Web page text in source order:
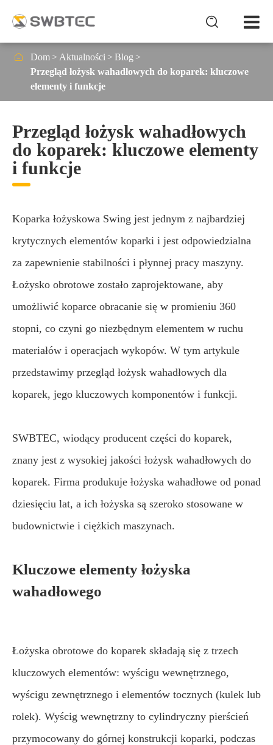

 Dom Aktualności
Blog
Przegląd łożysk wahadłowych do koparek: kluczowe
elementy i funkcje
Przegląd łożysk wahadłowych
do koparek: kluczowe elementy
i funkcje
Koparka łożyskowa Swing jest jednym z najbardziej
krytycznych elementów koparki i jest odpowiedzialna
za zapewnienie stabilności i płynnej pracy maszyny.
Łożysko obrotowe zostało zaprojektowane, aby
umożliwić koparce obracanie się w promieniu 360
stopni, co czyni go niezbędnym elementem w ruchu
materiałów i operacjach wykopów. W tym artykule
przedstawimy przegląd łożysk wahadłowych dla
koparek, jego kluczowych komponentów i funkcji.
SWBTEC, wiodący producent części do koparek,
znany jest z wysokiej jakości łożysk wahadłowych do
koparek. Firma produkuje łożyska wahadłowe od ponad
dziesięciu lat, a ich łożyska są szeroko stosowane w
budownictwie i ciężkich maszynach.
Kluczowe elementy łożyska
wahadłowego
Łożyska obrotowe do koparek składają się z trzech
kluczowych elementów: wyścigu wewnętrznego,
wyścigu zewnętrznego i elementów tocznych (kulek lub
rolek). Wyścig wewnętrzny to cylindryczny pierścień
przymocowany do górnej konstrukcji koparki, podczas